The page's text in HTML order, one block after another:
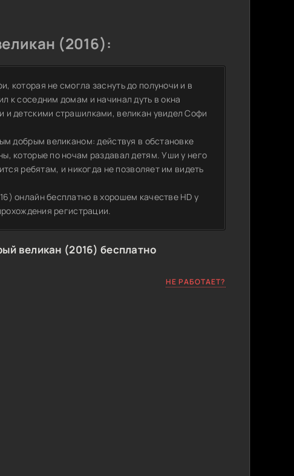
(2016):
которая не смогла заснуть до полуночи и в
к соседним домам и начинал дуть в окна
и детскими страшилками, великан увидел Софи
добрым великаном: действуя в обстановке
которые по ночам раздавал детям. Уши у него
ребятам, и никогда не позволяет им видеть
онлайн бесплатно в хорошем качестве HD у
регистрации.
великан (2016) бесплатно
НЕ РАБОТАЕТ?